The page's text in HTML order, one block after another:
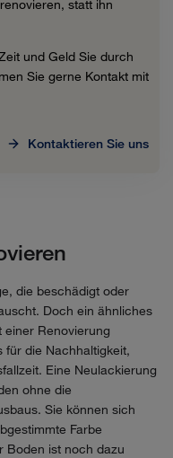
statt ihn
und Geld Sie durch
Sie gerne Kontakt mit
Kontaktieren Sie uns
die beschädigt oder
Doch ein ähnliches
Renovierung
die Nachhaltigkeit,
Eine Neulackierung
ohne die
Sie können sich
Farbe
Boden ist noch dazu